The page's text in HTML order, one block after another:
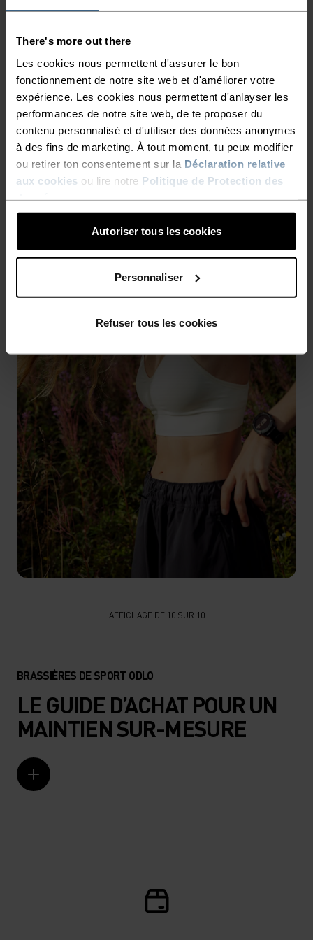
There's more out there
Les cookies nous permettent d'assurer le bon
fonctionnement de notre site web et d'améliorer votre
expérience. Les cookies nous permettent d'anlayser les
performances de notre site web, de te proposer du
contenu personnalisé et d'utiliser des données anonymes
à des fins de marketing. À tout moment, tu peux modifier
ou retirer ton consentement sur la Déclaration relative
aux cookies ou lire notre Politique de Protection des
Autoriser tous les cookies
Personnaliser
Refuser tous les cookies
-30 %
% % %
Soutien-gorge de sport high
45,45 €64,95 €
% % %
Brassière de sport
Everyday High pour femme
51,95 €64,95 €
AFFICHAGE DE 10 SUR 10
BRASSIÈRES DE SPORT ODLO
LE GUIDE D’ACHAT POUR UN
MAINTIEN SUR-MESURE